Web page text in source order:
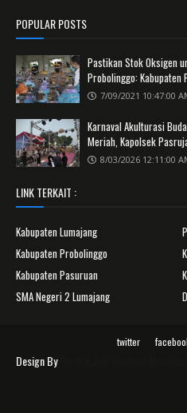
POPULAR POSTS
Pastikan Stok Oksigen
Probolinggo: Kabupaten
7/09/2021 10:47:00
Karnaval Akulturasi
Meriah, Kapolsek
8/03/2026 12:11:00
LINK TERKAIT :
Kabupaten Lumajang
Kabupaten Probolinggo
Kabupaten Pasuruan
SMA Negeri 2 Lumajang
twitter
Design By